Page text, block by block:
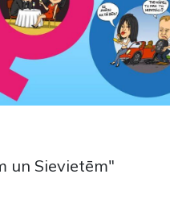
un Sievietēm"